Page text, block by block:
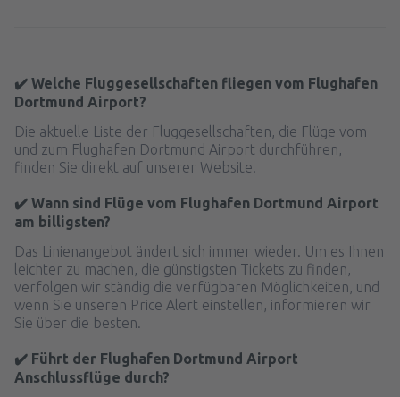
✔️ Welche Fluggesellschaften fliegen vom Flughafen
Dortmund Airport?
Die aktuelle Liste der Fluggesellschaften, die Flüge vom
und zum Flughafen Dortmund Airport durchführen,
finden Sie direkt auf unserer Website.
✔️ Wann sind Flüge vom Flughafen Dortmund Airport
am billigsten?
Das Linienangebot ändert sich immer wieder. Um es Ihnen
leichter zu machen, die günstigsten Tickets zu finden,
verfolgen wir ständig die verfügbaren Möglichkeiten, und
wenn Sie unseren Price Alert einstellen, informieren wir
Sie über die besten.
✔️ Führt der Flughafen Dortmund Airport
Anschlussflüge durch?